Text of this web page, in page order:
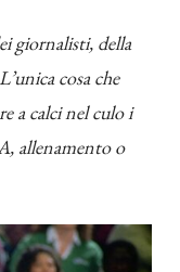
giornalisti, della
cosa che
a calci nel culo i
allenamento o